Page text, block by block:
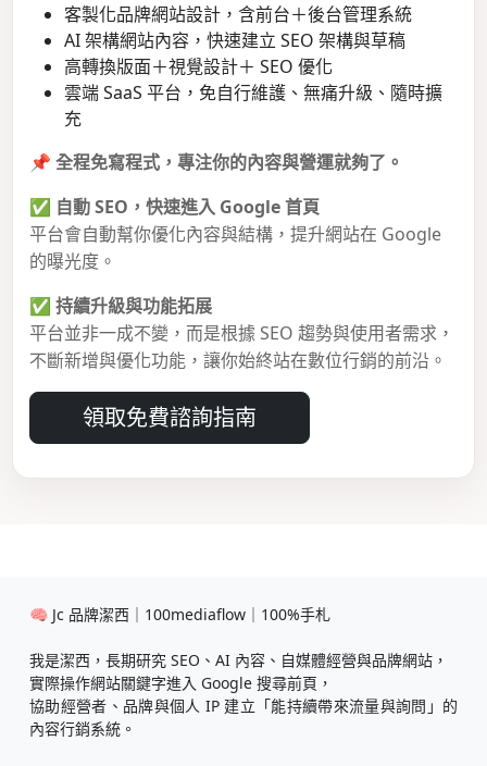
客製化品牌網站設計，含前台＋後台管理系統
AI 架構網站內容，快速建立 SEO 架構與草稿
高轉換版面＋視覺設計＋ SEO 優化
雲端 SaaS 平台，免自行維護、無痛升級、隨時擴
充
📌 全程免寫程式，專注你的內容與營運就夠了。
✅ 自動 SEO，快速進入 Google 首頁
平台會自動幫你優化內容與結構，提升網站在 Google
的曝光度。
✅ 持續升級與功能拓展
平台並非一成不變，而是根據 SEO 趨勢與使用者需求，
不斷新增與優化功能，讓你始終站在數位行銷的前沿。
領取免費諮詢指南
🧠 Jc 品牌潔西｜100mediaflow｜100%手札
我是潔西，長期研究 SEO、AI 內容、自媒體經營與品牌網站，
實際操作網站關鍵字進入 Google 搜尋前頁，
協助經營者、品牌與個人 IP 建立「能持續帶來流量與詢問」的
內容行銷系統。